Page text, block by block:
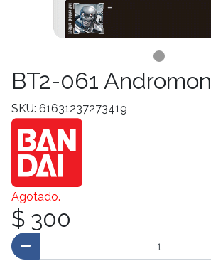
BT2-061 Andromon
SKU: 61631237273419
Agotado.
$ 300